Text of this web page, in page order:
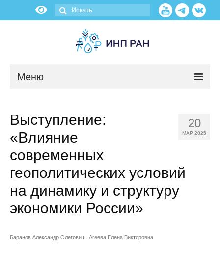
Меню
Научные подразделения
Администрация
20
МАР 2025
Выступление:
«Влияние
современных
геополитических условий
на динамику и структуру
экономики России»
Баранов Александр Олегович Агеева Елена Викторовна